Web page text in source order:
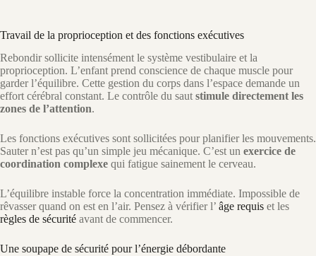
Travail de la proprioception et des fonctions exécutives
Rebondir sollicite intensément le système vestibulaire et la
proprioception. L’enfant prend conscience de chaque muscle pour
garder l’équilibre. Cette gestion du corps dans l’espace demande un
effort cérébral constant. Le contrôle du sautstimule directement les
zones de l’attention.
Les fonctions exécutives sont sollicitées pour planifier les mouvements.
Sauter n’est pas qu’un simple jeu mécanique. C’est un exercice de
coordination complexe qui fatigue sainement le cerveau.
L’équilibre instable force la concentration immédiate. Impossible de
rêvasser quand on est en l’air. Pensez à vérifier l’ âge requis et les
règles de sécurité avant de commencer.
Une soupape de sécurité pour l’énergie débordante